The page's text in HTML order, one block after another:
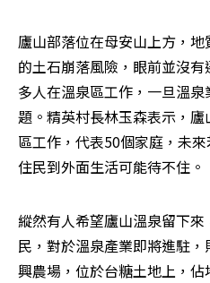
廬山部落位在母安山上方，
的土石崩落風險，眼前並沒
多人在溫泉區工作，一旦溫
題。精英村長林玉森表示，
區工作，代表50個家庭，未
住民到外面生活可能待不住。
縱然有人希望廬山溫泉留下
民，對於溫泉產業即將進駐
興農場，位於台糖土地上，